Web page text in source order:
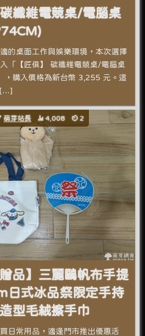
碳纖維電競桌/電腦桌
的桌面工作與娛樂環境，本次選擇
「【匠俱】 碳纖維電競桌/電腦桌
購入價格為新台幣 3,255 元。這
[…]
萌芽站長 4,008 2
贈品】三麗鷗帆布手提
日式冰品祭限定手持
型毛絨擦手巾
日常用品，適逢門市推出優惠活